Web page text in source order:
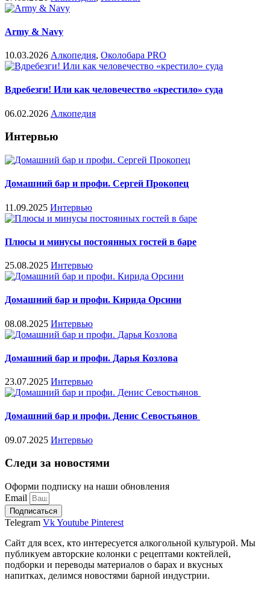
Army & Navy
10.03.2026 Алкопедия, Околобара PRO
Вдребезги! Или как человечество «крестило» суда
06.02.2026 Алкопедия
Интервью
Домашний бар и профи. Сергей Прокопец
11.09.2025 Интервью
Плюсы и минусы постоянных гостей в баре
25.08.2025 Интервью
Домашний бар и профи. Кирида Орсини
08.08.2025 Интервью
Домашний бар и профи. Дарья Козлова
23.07.2025 Интервью
Домашний бар и профи. Денис Севостьянов
09.07.2025 Интервью
Следи за новостями
Оформи подписку на наши обновления
Email
Подписаться
Telegram VkYoutube Pinterest
Сайт для всех, кто интересуется алкогольной культурой. Мы
публикуем авторские колонки с рецептами коктейлей,
подборки и переводы материалов о барах и вкусных
напитках, делимся новостями барной индустрии.